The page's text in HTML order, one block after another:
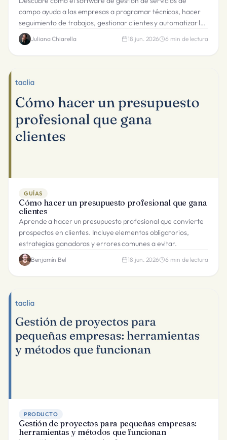
campo ayuda a las empresas a programar técnicos, hacer
seguimiento de trabajos, gestionar clientes y automatizar la
facturación.
Juliana Chiarella 18 jun. 2026 6 min de lectura
GUÍAS
Cómo hacer un presupuesto profesional que gana
clientes
Aprende a hacer un presupuesto profesional que convierte
prospectos en clientes. Incluye elementos obligatorios,
estrategias ganadoras y errores comunes a evitar.
Benjamín Bel 18 jun. 2026 6 min de lectura
PRODUCTO
Gestión de proyectos para pequeñas empresas:
herramientas y métodos que funcionan